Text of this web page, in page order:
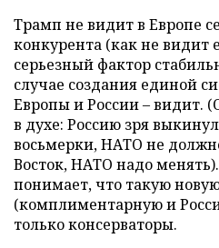
Трамп не видит в Европе
конкурента (как не видит
серьезный фактор
случае создания единой
Европы и России – видит.
в духе: Россию зря
восьмерки, НАТО не
Восток, НАТО надо
понимает, что такую
(комплиментарную и
только консерваторы.